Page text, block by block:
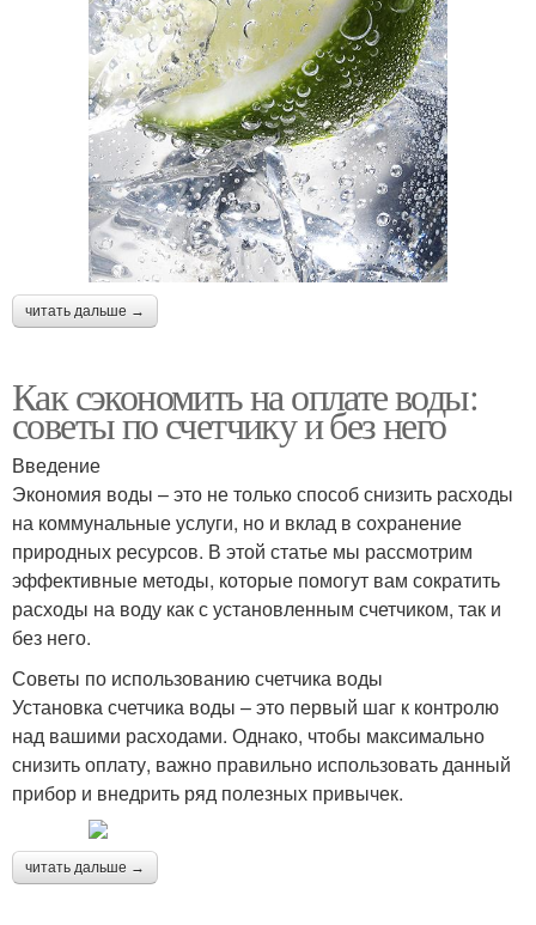
читать дальше →
Как сэкономить на оплате воды:
советы по счетчику и без него
Введение
Экономия воды – это не только способ снизить расходы
на коммунальные услуги, но и вклад в сохранение
природных ресурсов. В этой статье мы рассмотрим
эффективные методы, которые помогут вам сократить
расходы на воду как с установленным счетчиком, так и
без него.
Советы по использованию счетчика воды
Установка счетчика воды – это первый шаг к контролю
над вашими расходами. Однако, чтобы максимально
снизить оплату, важно правильно использовать данный
прибор и внедрить ряд полезных привычек.
читать дальше →